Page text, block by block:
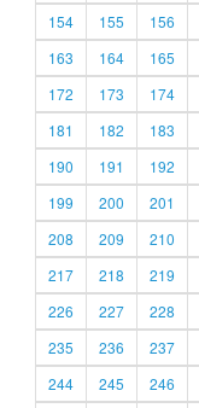
154
155 156
163
164 165
172
173 174
181
182 183
190
191 192
199
200 201
208
209 210
217
218 219
226
227 228
235
236 237
244
245 246